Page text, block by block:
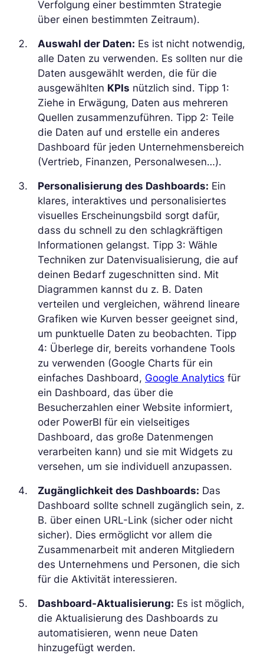
Verfolgung einer bestimmten Strategie
über einen bestimmten Zeitraum).
Auswahl der Daten: Es ist nicht notwendig,
alle Daten zu verwenden. Es sollten nur die
Daten ausgewählt werden, die für die
ausgewählten KPIs nützlich sind. Tipp 1:
Ziehe in Erwägung, Daten aus mehreren
Quellen zusammenzuführen. Tipp 2: Teile
die Daten auf und erstelle ein anderes
Dashboard für jeden Unternehmensbereich
(Vertrieb, Finanzen, Personalwesen…).
Personalisierung des Dashboards: Ein
klares, interaktives und personalisiertes
visuelles Erscheinungsbild sorgt dafür,
dass du schnell zu den schlagkräftigen
Informationen gelangst. Tipp 3: Wähle
Techniken zur Datenvisualisierung, die auf
deinen Bedarf zugeschnitten sind. Mit
Diagrammen kannst du z. B. Daten
verteilen und vergleichen, während lineare
Grafiken wie Kurven besser geeignet sind,
um punktuelle Daten zu beobachten. Tipp
4: Überlege dir, bereits vorhandene Tools
zu verwenden (Google Charts für ein
einfaches Dashboard, Google Analytics für
ein Dashboard, das über die
Besucherzahlen einer Website informiert,
oder PowerBI für ein vielseitiges
Dashboard, das große Datenmengen
verarbeiten kann) und sie mit Widgets zu
versehen, um sie individuell anzupassen.
Zugänglichkeit des Dashboards: Das
Dashboard sollte schnell zugänglich sein, z.
B. über einen URL-Link (sicher oder nicht
sicher). Dies ermöglicht vor allem die
Zusammenarbeit mit anderen Mitgliedern
des Unternehmens und Personen, die sich
für die Aktivität interessieren.
Dashboard-Aktualisierung: Es ist möglich,
die Aktualisierung des Dashboards zu
automatisieren, wenn neue Daten
hinzugefügt werden.